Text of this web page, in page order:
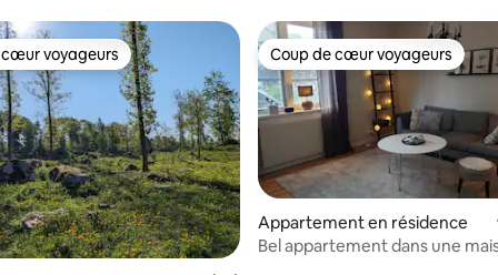
cœur voyageurs
voyageurs Coup de cœur voyageurs
Coup de cœur voyageurs
Appartement en résidence
Bel appartement dans une